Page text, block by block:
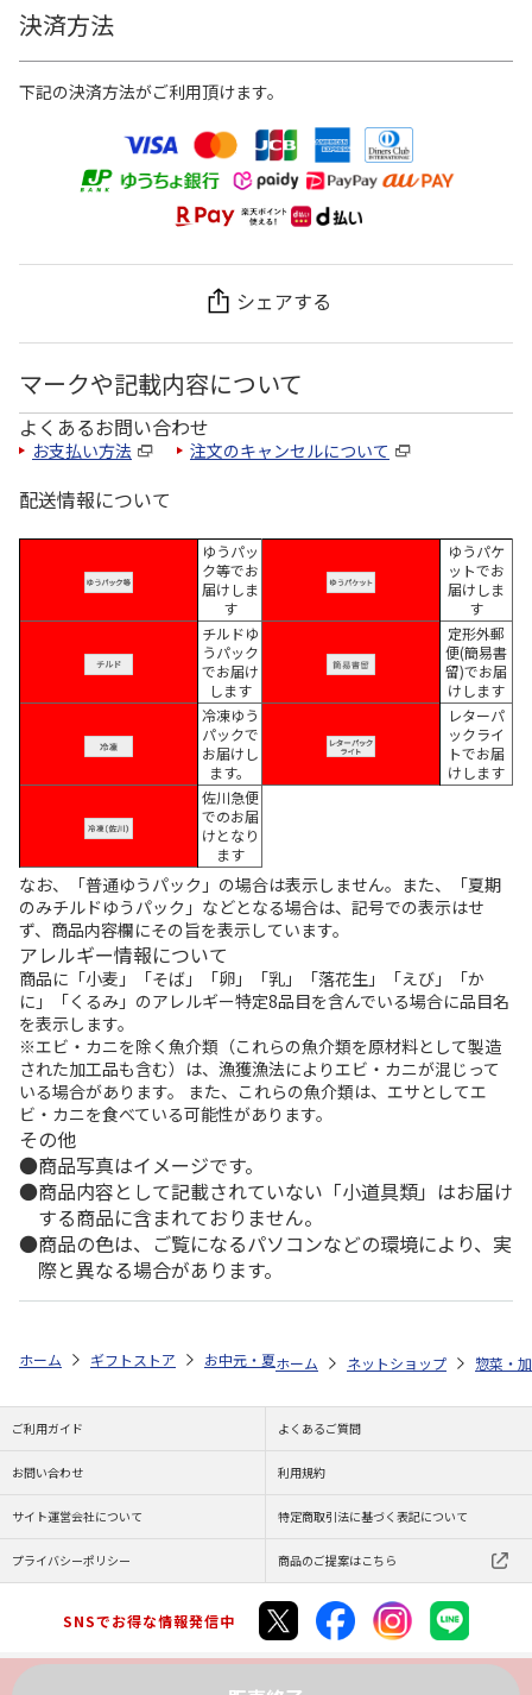
決済方法
下記の決済方法がご利用頂けます。
シェアする
マークや記載内容について
よくあるお問い合わせ
お支払い方法 注文のキャンセルについて
配送情報について
ゆうパッ
ク等でお
届けしま
す
ゆうパケ
ットでお
届けしま
す
チルドゆ
うパック
でお届け
します
定形外郵
便(簡易書
留)でお届
けします
冷凍ゆう
パックで
お届けし
ます。
レターパ
ックライ
トでお届
けします
佐川急便
でのお届
けとなり
ます
なお、「普通ゆうパック」の場合は表示しません。また、「夏期
のみチルドゆうパック」などとなる場合は、記号での表示はせ
ず、商品内容欄にその旨を表示しています。
アレルギー情報について
商品に「小麦」「そば」「卵」「乳」「落花生」「えび」「か
に」「くるみ」のアレルギー特定8品目を含んでいる場合に品目名
を表示します。
※エビ・カニを除く魚介類（これらの魚介類を原材料として製造
された加工品も含む）は、漁獲漁法によりエビ・カニが混じって
いる場合があります。 また、これらの魚介類は、エサとしてエ
ビ・カニを食べている可能性があります。
その他
商品写真はイメージです。
商品内容として記載されていない「小道具類」はお届け
する商品に含まれておりません。
商品の色は、ご覧になるパソコンなどの環境により、実
際と異なる場合があります。
ホーム ギフトストア お中元・夏ギフト特集 2026 ゆうゆうギフト
ホーム ネットショップ 惣菜・
ご利用ガイド よくあるご質問
お問い合わせ 利用規約
サイト運営会社について 特定商取引法に基づく表記について
プライバシーポリシー 商品のご提案はこちら
SNSでお得な情報発信中